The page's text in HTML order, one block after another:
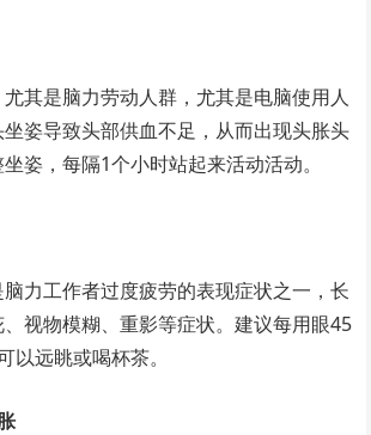
其是脑力劳动人群，尤其是电脑使用人
姿导致头部供血不足，从而出现头胀头
姿，每隔1个小时站起来活动活动。
力工作者过度疲劳的表现症状之一，长
视物模糊、重影等症状。建议每用眼45
以远眺或喝杯茶。